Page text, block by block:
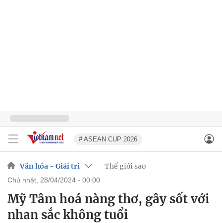
# ASEAN CUP 2026
Văn hóa - Giải trí Thế giới sao
chủ nhật, 28/04/2024 - 00:00
Mỹ Tâm hoá nàng thơ, gây sốt với
nhan sắc không tuổi